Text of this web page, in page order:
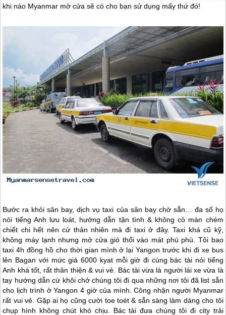
khi nào Myanmar mở cửa sẽ có cho bạn sử dụng mấy thứ đó!
Bước ra khỏi sân bay, dịch vụ taxi của sân bay chờ sẵn… đa số họ
nói tiếng Anh lưu loát, hướng dẫn tận tình & không có màn chém
chiết chi hết nên cứ thản nhiên mà đi taxi ở đây. Taxi khá cũ kỹ,
không máy lạnh nhưng mở cửa gió thổi vào mát phù phù. Tôi bao
taxi 4h đồng hồ cho thời gian mình ở lại Yangon trước khi đi xe bus
lên Bagan với mức giá 6000 kyat mỗi giờ đi cùng bác tài nói tiếng
Anh khá tốt, rất thân thiện & vui vẻ. Bác tài vừa là người lái xe vừa là
tay hướng dẫn cừ khôi chở chúng tôi đi qua những nơi tôi đã list sẵn
cho lịch trình ở Yangon 4 giờ của mình. Công nhận người Myanmar
rất vui vẻ. Gặp ai họ cũng cười toe toét & sẵn sàng làm dáng cho tôi
chụp hình không chút khó chịu. Bác tài đưa chúng tôi đi city trải